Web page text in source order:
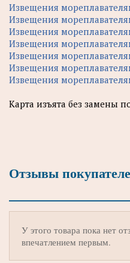
Извещения
Извещения
Извещения
Извещения
Извещения
Извещения
Извещения
Карта изъята без замены
Отзывы
У этого товара пока нет
впечатлением первым.